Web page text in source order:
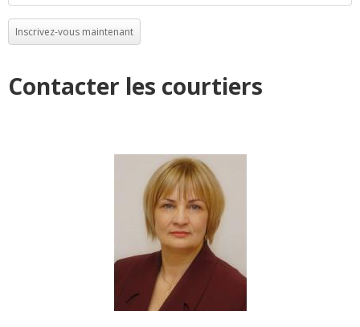
Inscrivez-vous maintenant
Contacter les courtiers